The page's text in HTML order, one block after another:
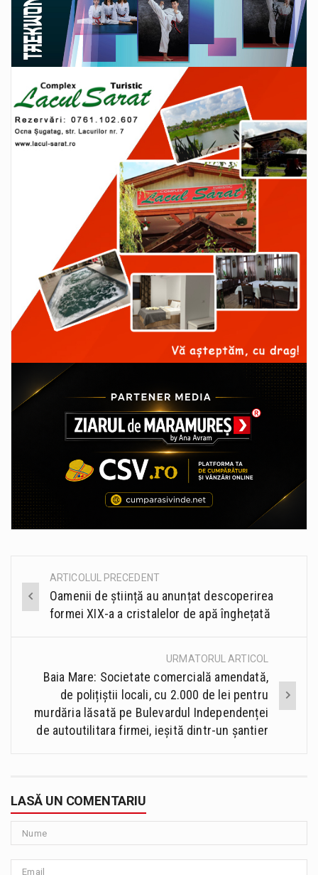
Post
navigation
ARTICOLUL PRECEDENT
Oamenii de știință au anunțat descoperirea
formei XIX-a a cristalelor de apă înghețată
URMATORUL ARTICOL
Baia Mare: Societate comercială amendată,
de polițiștii locali, cu 2.000 de lei pentru
murdăria lăsată pe Bulevardul Independenței
de autoutilitara firmei, ieșită dintr-un șantier
LASĂ UN COMENTARIU